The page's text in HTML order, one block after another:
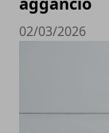
02/03/2026